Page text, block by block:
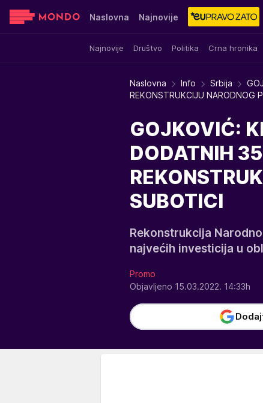
Naslovna Najnovije
Najnovije Društvo Politika Crna hronika
Sensa Stvar ukusa Yumama
Naslovna Info Srbija
REKONSTRUKCIJU NARODNOG
GOJKOVIĆ:
DODATNIH
SUBOTICI
Rekonstrukcija
najvećih investicija u
Promo
Objavljeno 15.03.2022. 14:33h